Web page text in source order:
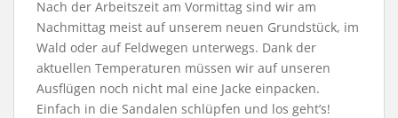
Nach der Arbeitszeit am Vormittag sind wir am
Nachmittag meist auf unserem neuen Grundstück, im
Wald oder auf Feldwegen unterwegs. Dank der
aktuellen Temperaturen müssen wir auf unseren
Ausflügen noch nicht mal eine Jacke einpacken.
Einfach in die Sandalen schlüpfen und los geht’s!